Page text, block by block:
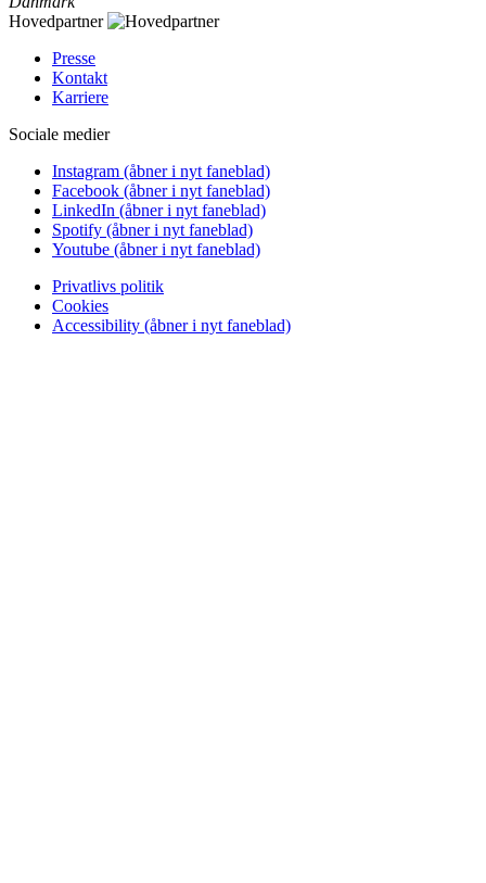
Hovedpartner
Presse
Kontakt
Karriere
Sociale medier
Instagram (åbner i nyt faneblad)
Facebook (åbner i nyt faneblad)
LinkedIn (åbner i nyt faneblad)
Spotify (åbner i nyt faneblad)
Youtube (åbner i nyt faneblad)
Privatlivs politik
Cookies
Accessibility (åbner i nyt faneblad)